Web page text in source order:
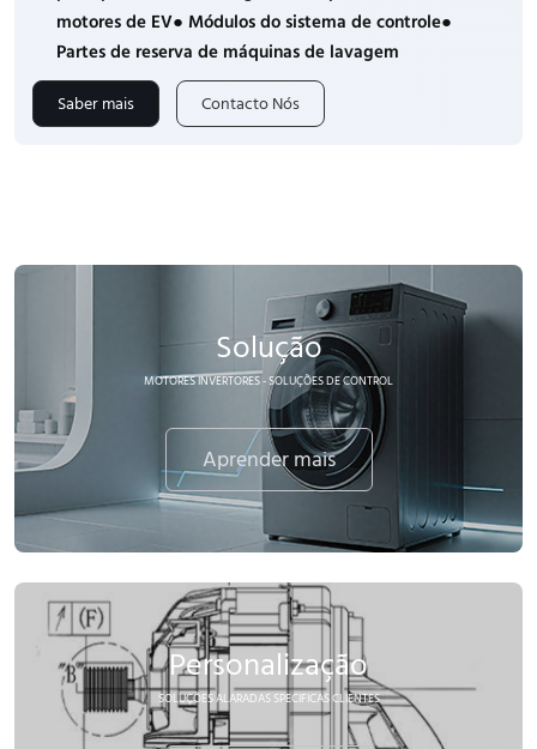
motores de EV● Módulos do sistema de controle●
Partes de reserva de máquinas de lavagem
Saber mais Contacto Nós
Solução
MOTORES INVERTORES - SOLUÇÕES DE CONTROL
Aprender mais
Personalização
SOLUÇÕES ALARADAS SPECIFICAS CLIENTES